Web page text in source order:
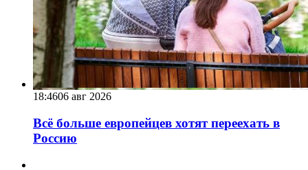
18:4606 авг 2026
Всё больше европейцев хотят переехать в
Россию